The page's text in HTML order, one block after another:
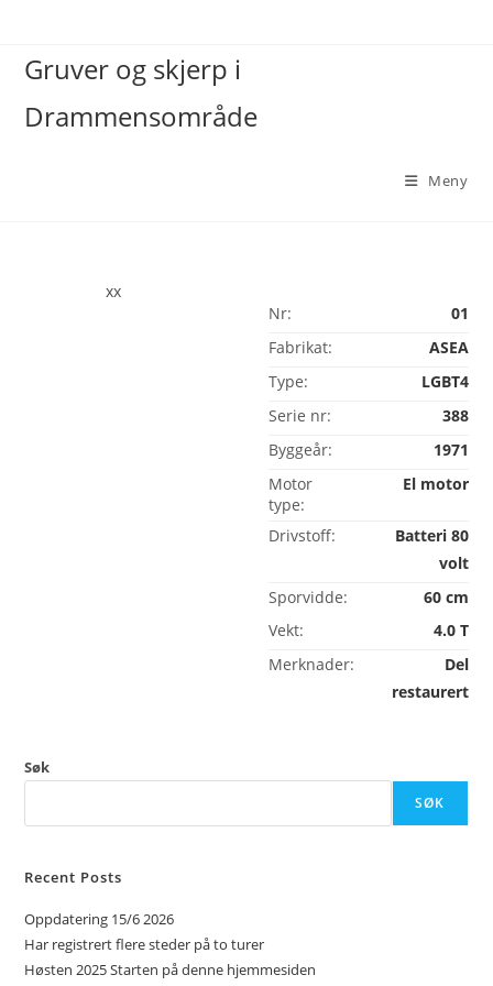
Gruver og skjerp i
Drammensområde
Meny
xx
Nr:
01
Fabrikat:
ASEA
Type:
LGBT4
Serie nr:
388
Byggeår:
1971
Motor
type:
El motor
Drivstoff:
Batteri 80
volt
Sporvidde:
60 cm
Vekt:
4.0 T
Merknader:
Del
restaurert
Søk
SØK
Recent Posts
Oppdatering 15/6 2026
Har registrert flere steder på to turer
Høsten 2025 Starten på denne hjemmesiden